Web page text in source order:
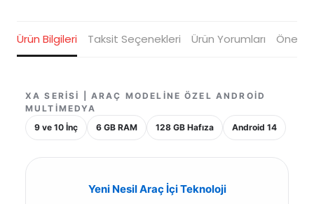
Ürün Bilgileri Taksit Seçenekleri Ürün Yorumları
XA SERISI | ARAÇ MODELINE ÖZEL ANDROID
MULTIMEDYA
9 ve 10 İnç
6 GB RAM 128 GB Hafıza Android 14
Yeni Nesil Araç İçi Teknoloji